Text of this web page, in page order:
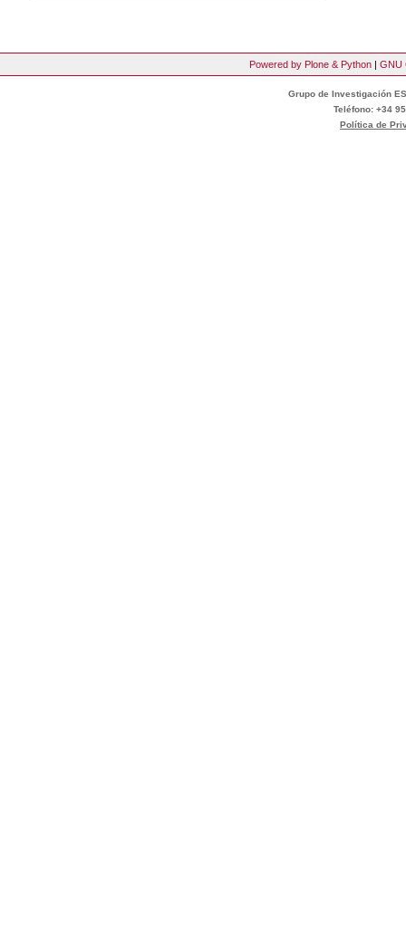
Powered by Plone & Python | GNU
Grupo de Investigación
Teléfono: +34
Política de